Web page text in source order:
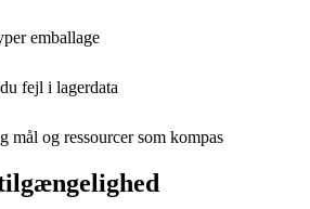
emballage
fejl i lagerdata
og ressourcer som kompas